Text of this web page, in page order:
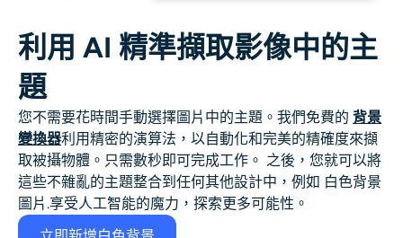
利用 AI 精準擷取影像中的主
題
您不需要花時間手動選擇圖片中的主題。我們免費的 背景
變換器利用精密的演算法，以自動化和完美的精確度來擷
取被攝物體。只需數秒即可完成工作。 之後，您就可以將
這些不雜亂的主題整合到任何其他設計中，例如 白色背景
圖片 .享受人工智能的魔力，探索更多可能性。